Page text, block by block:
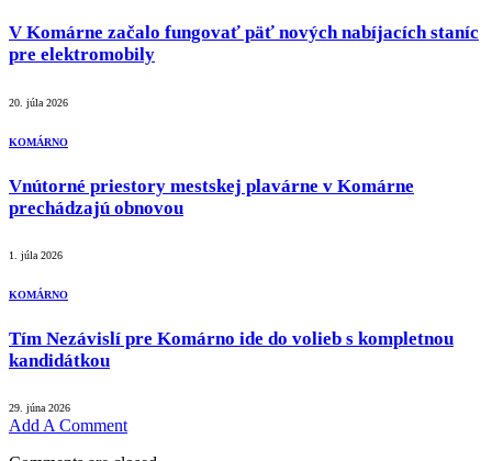
V Komárne začalo fungovať päť nových nabíjacích staníc
pre elektromobily
20. júla 2026
KOMÁRNO
Vnútorné priestory mestskej plavárne v Komárne
prechádzajú obnovou
1. júla 2026
KOMÁRNO
Tím Nezávislí pre Komárno ide do volieb s kompletnou
kandidátkou
29. júna 2026
Add A Comment